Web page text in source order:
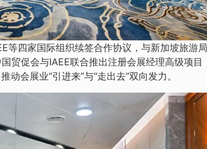
四家国际组织续签合作协议，与新加坡旅游
贸促会与IAEE联合推出注册会展经理高级项目
会展业“引进来”与“走出去”双向发力。